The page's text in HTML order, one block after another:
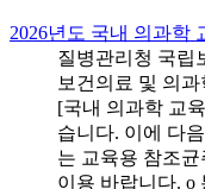
2026년도 국내 의과학
질병관리청 국립
보건의료 및 의
[국내 의과학 교
습니다. 이에 다
는 교육용 참조
이용 바랍니다. o